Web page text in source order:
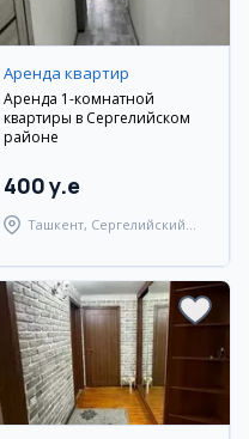
Аренда квартир
Аренда 1-комнатной
квартиры в Сергелийском
районе
400 y.e
Ташкент, Сергелийский